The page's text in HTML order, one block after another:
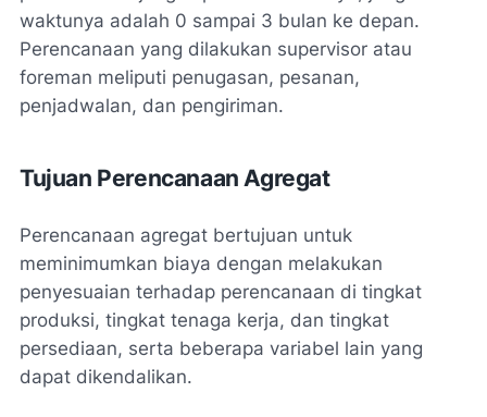
waktunya adalah 0 sampai 3 bulan ke depan.
Perencanaan yang dilakukan supervisor atau
foreman meliputi penugasan, pesanan,
penjadwalan, dan pengiriman.
Tujuan Perencanaan Agregat
Perencanaan agregat bertujuan untuk
meminimumkan biaya dengan melakukan
penyesuaian terhadap perencanaan di tingkat
produksi, tingkat tenaga kerja, dan tingkat
persediaan, serta beberapa variabel lain yang
dapat dikendalikan.